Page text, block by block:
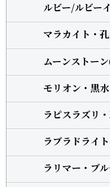
ルビー/ルビー
マラカイト・
ムーンストー
モリオン・黒
ラピスラズリ
ラブラドライ
ラリマー・ブ